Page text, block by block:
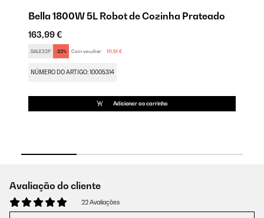
Bella 1800W 5L Robot de Cozinha Prateado
163,99 €
SALE32P -32% Com voucher: 111,51 €
NÚMERO DO ARTIGO: 10005314
Adicionar ao carrinho
Avaliação do cliente
22 Avaliações